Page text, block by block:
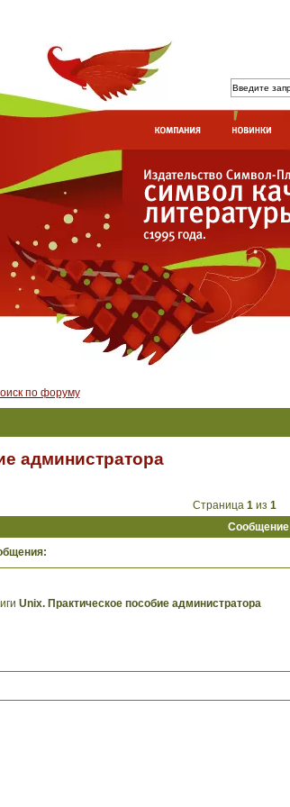
по форуму
администратора
Страница 1из 1
Сообщение
Unix. Практическое пособие администратора